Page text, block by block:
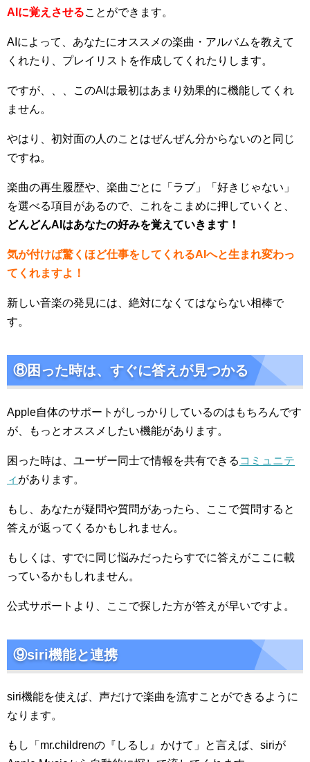
AIに覚えさせることができます。
AIによって、あなたにオススメの楽曲・アルバムを教えて
くれたり、プレイリストを作成してくれたりします。
ですが、、、このAIは最初はあまり効果的に機能してくれ
ません。
やはり、初対面の人のことはぜんぜん分からないのと同じ
ですね。
楽曲の再生履歴や、楽曲ごとに「ラブ」「好きじゃない」
を選べる項目があるので、これをこまめに押していくと、
どんどんAIはあなたの好みを覚えていきます！
気が付けば驚くほど仕事をしてくれるAIへと生まれ変わっ
てくれますよ！
新しい音楽の発見には、絶対になくてはならない相棒で
す。
⑧困った時は、すぐに答えが見つかる
Apple自体のサポートがしっかりしているのはもちろんです
が、もっとオススメしたい機能があります。
困った時は、ユーザー同士で情報を共有できる コミュニテ
ィ があります。
もし、あなたが疑問や質問があったら、ここで質問すると
答えが返ってくるかもしれません。
もしくは、すでに同じ悩みだったらすでに答えがここに載
っているかもしれません。
公式サポートより、ここで探した方が答えが早いですよ。
⑨siri機能と連携
siri機能を使えば、声だけで楽曲を流すことができるように
なります。
もし「mr.childrenの『しるし』かけて」と言えば、siriが